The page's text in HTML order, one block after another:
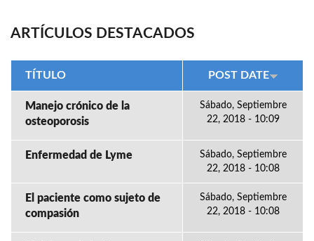
ARTÍCULOS DESTACADOS
TÍTULO POST DATE
Manejo crónico de la
osteoporosis
Sábado, Septiembre
22, 2018 - 10:09
Enfermedad de Lyme
Sábado, Septiembre
22, 2018 - 10:08
El paciente como sujeto de
compasión
Sábado, Septiembre
22, 2018 - 10:08